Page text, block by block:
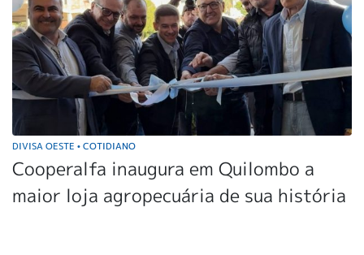
DIVISA OESTE • COTIDIANO
Cooperalfa inaugura em Quilombo a
maior loja agropecuária de sua história